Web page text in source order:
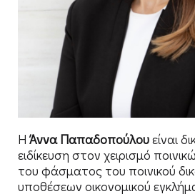
Η Άννα Παπαδοπούλουείναι
ειδίκευση στον χειρισμό
του φάσματος του ποινικού
υποθέσεων οικονομικού